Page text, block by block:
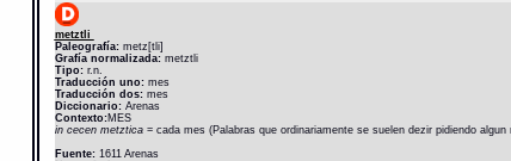
metztli
Paleografía:metz[tli]
Grafía normalizada:metztli
Tipo:r.n.
Traducción uno:mes
Traducción dos:mes
Diccionario: Arenas
Contexto:MES
in cecen metztica = cada mes (Palabras que ordinariamente se suelen dezir pidiendo
Fuente:1611 Arenas